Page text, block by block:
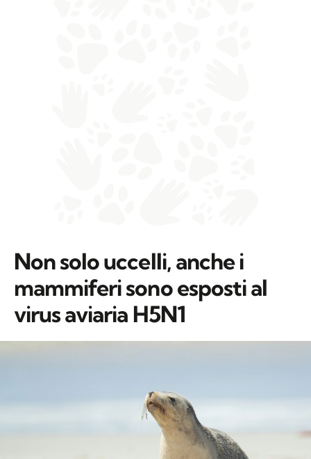
Non solo uccelli, anche i
mammiferi sono esposti al
virus aviaria H5N1